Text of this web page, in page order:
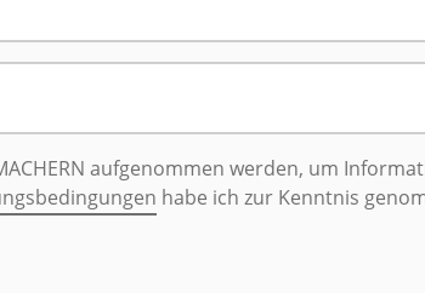
aufgenommen werden, um
habe ich zur Kenntnis